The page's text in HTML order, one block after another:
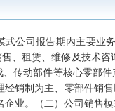
式公司报告期内主要
、租赁、维修及技术
传动部件等核心零部
销制为主、零部件销
业。（二）公司销售